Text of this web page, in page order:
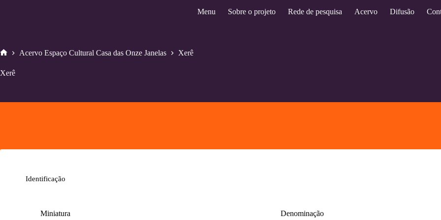
Menu Sobre o projeto Rede de pesquisa Acervo Difusão
Acervo Espaço Cultural Casa das Onze Janelas Xerê
Xerê
Identificação
Miniatura Denominação